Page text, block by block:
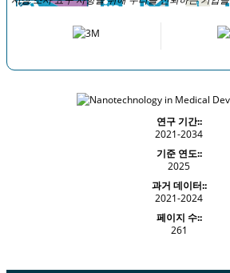
연구 기간::
2021-2034
기준 연도::
2025
과거 데이터::
2021-2024
페이지 수::
261